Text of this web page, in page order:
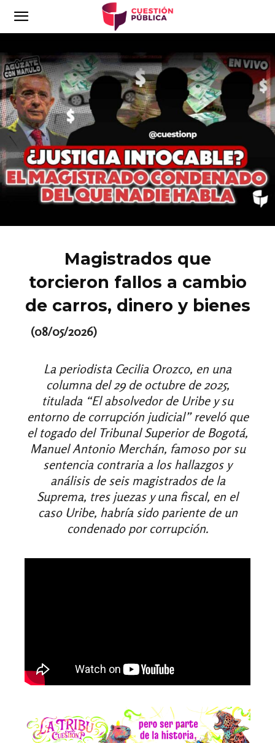
Magistrados que
torcieron fallos a cambio
de carros, dinero y bienes
(08/05/2026)
La periodista Cecilia Orozco, en una
columna del 29 de octubre de 2025,
titulada “El absolvedor de Uribe y su
entorno de corrupción judicial” reveló que
el togado del Tribunal Superior de Bogotá,
Manuel Antonio Merchán, famoso por su
sentencia contraria a los hallazgos y
análisis de seis magistrados de la
Suprema, tres juezas y una fiscal, en el
caso Uribe, habría sido pariente de un
condenado por corrupción.